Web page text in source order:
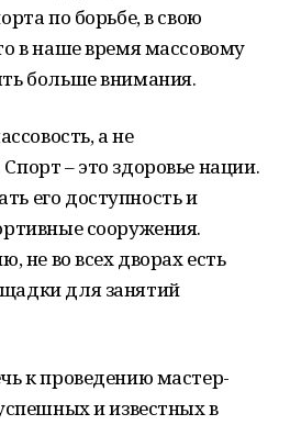
по борьбе, в свою
в наше время массовому
больше внимания.
а не
– это здоровье нации.
его доступность и
сооружения.
не во всех дворах есть
для занятий
к проведению мастер-
и известных в